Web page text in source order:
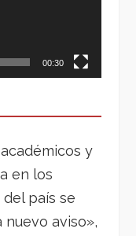
00:30
y
en los
país se
aviso»,